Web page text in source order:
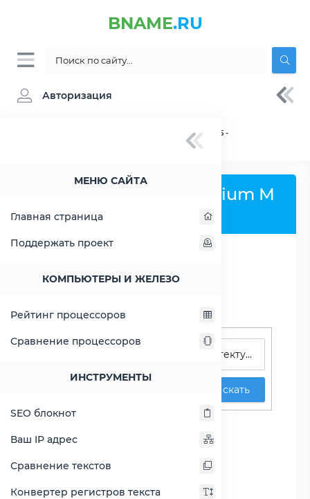
BNAME.RU
Авторизация
МЕНЮ САЙТА
Главная страница
Поддержать проект
КОМПЬЮТЕРЫ И ЖЕЛЕЗО
Рейтинг процессоров
Сравнение процессоров
ИНСТРУМЕНТЫ
SEO блокнот
Ваш IP адрес
Сравнение текстов
Конвертер регистров текста
» Процессор Intel Pentium M 715 -
Процессор Intel Pentium M
Искать
Pentium M 715
Основная информация